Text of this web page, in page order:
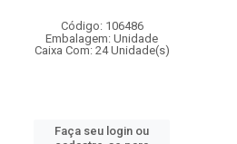
Código: 106486
Embalagem: Unidade
Caixa Com: 24 Unidade(s)
Faça seu login ou